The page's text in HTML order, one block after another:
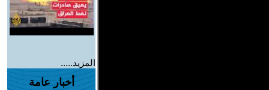
المزيد.....
أخبار عامة